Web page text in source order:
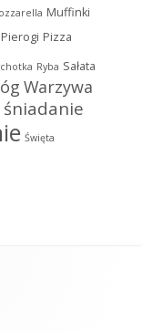
Muffinki
Pierogi Pizza
Ryba Sałata
Warzywa
Święta